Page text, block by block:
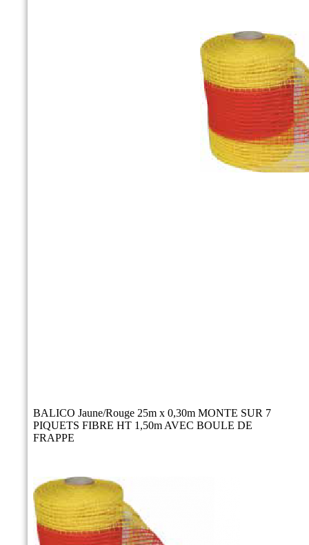
BALICO Jaune/Rouge 25m x 0,30m MONTE SUR 7
PIQUETS FIBRE HT 1,50m AVEC BOULE DE
FRAPPE